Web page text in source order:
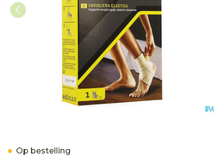
Op bestelling